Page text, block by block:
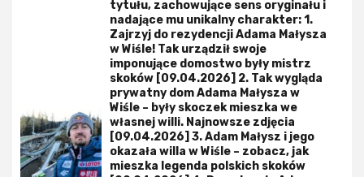
tytułu, zachowujące sens oryginału i
nadające mu unikalny charakter: 1.
Zajrzyj do rezydencji Adama Małysza
w Wiśle! Tak urządził swoje
imponujące domostwo były mistrz
skoków [09.04.2026] 2. Tak wygląda
prywatny dom Adama Małysza w
Wiśle – były skoczek mieszka we
własnej willi. Najnowsze zdjęcia
[09.04.2026] 3. Adam Małysz i jego
okazała willa w Wiśle – zobacz, jak
mieszka legenda polskich skoków